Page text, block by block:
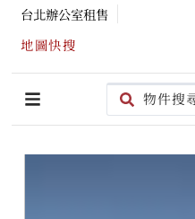
台北辦公室租售
地圖快搜